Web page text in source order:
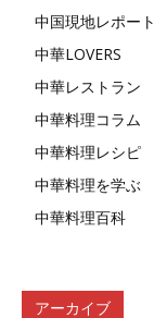
中国現地レポート
中華LOVERS
中華レストラン
中華料理コラム
中華料理レシピ
中華料理を学ぶ
中華料理百科
アーカイブ